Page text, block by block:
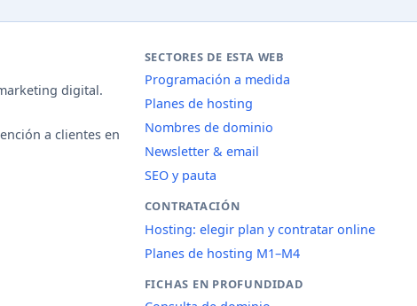
digital.
a clientes en
SECTORES DE ESTA WEB
Programación a medida
Planes de hosting
Nombres de dominio
Newsletter & email
SEO y pauta
CONTRATACIÓN
Hosting: elegir plan y contratar online
Planes de hosting M1–M4
FICHAS EN PROFUNDIDAD